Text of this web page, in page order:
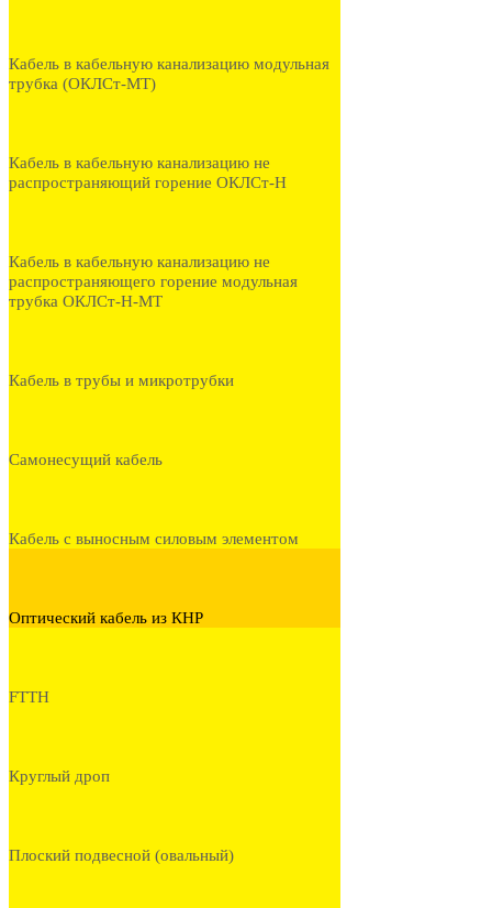
Кабель в кабельную канализацию модульная
трубка (ОКЛСт-МТ)
Кабель в кабельную канализацию не
распространяющий горение ОКЛСт-Н
Кабель в кабельную канализацию не
распространяющего горение модульная
трубка ОКЛСт-Н-МТ
Кабель в трубы и микротрубки
Самонесущий кабель
Кабель с выносным силовым элементом
Оптический кабель из КНР
FTTH
Круглый дроп
Плоский подвесной (овальный)